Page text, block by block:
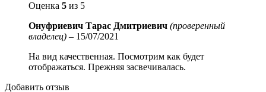
Оценка 5 из 5
Онуфриевич Тарас Дмитриевич (проверенный
владелец) – 15/07/2021
На вид качественная. Посмотрим как будет
отображаться. Прежняя засвечивалась.
Добавить отзыв